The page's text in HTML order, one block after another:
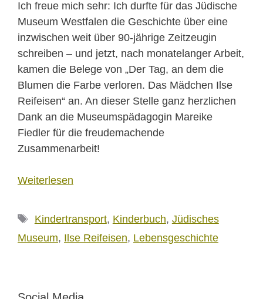
Ich freue mich sehr: Ich durfte für das Jüdische
Museum Westfalen die Geschichte über eine
inzwischen weit über 90-jährige Zeitzeugin
schreiben – und jetzt, nach monatelanger Arbeit,
kamen die Belege von „Der Tag, an dem die
Blumen die Farbe verloren. Das Mädchen Ilse
Reifeisen“ an. An dieser Stelle ganz herzlichen
Dank an die Museumspädagogin Mareike
Fiedler für die freudemachende
Zusammenarbeit!
Weiterlesen
Schlagwörter
Kindertransport, Kinderbuch, Jüdisches
Museum, Ilse Reifeisen, Lebensgeschichte